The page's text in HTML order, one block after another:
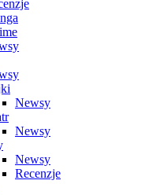
Newsy
Newsy
Newsy
Recenzje